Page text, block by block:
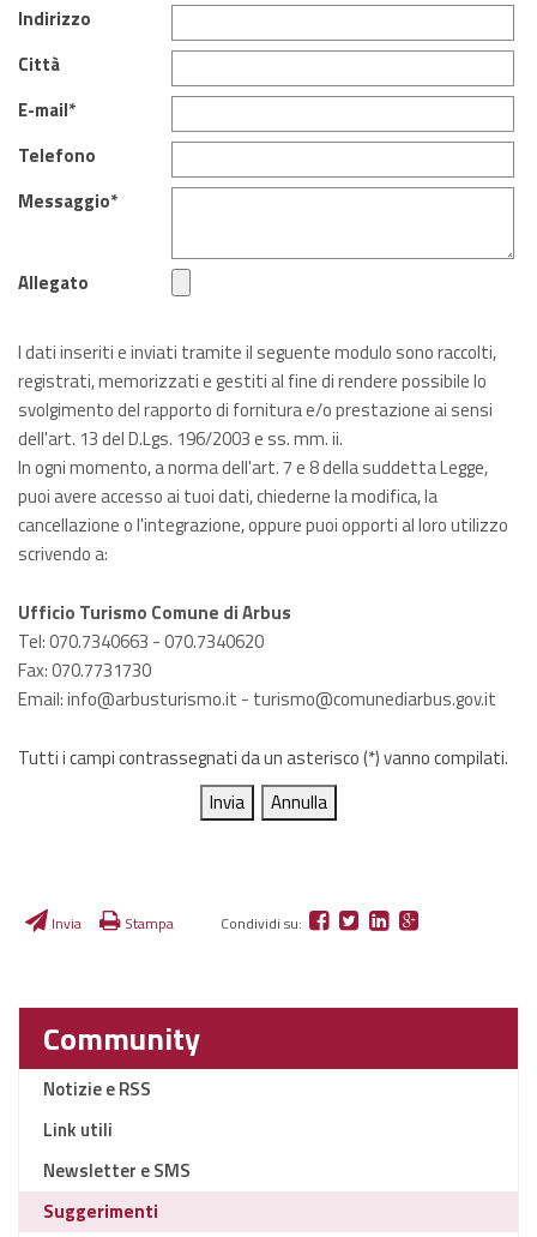
Indirizzo
Città
E-mail*
Telefono
Messaggio*
Allegato
I dati inseriti e inviati tramite il seguente modulo sono raccolti,
registrati, memorizzati e gestiti al fine di rendere possibile lo
svolgimento del rapporto di fornitura e/o prestazione ai sensi
dell'art. 13 del D.Lgs. 196/2003e ss. mm. ii.
In ogni momento, a norma dell'art. 7 e 8 della suddetta Legge,
puoi avere accesso ai tuoi dati, chiederne la modifica, la
cancellazione o l'integrazione, oppure puoi opporti al loro utilizzo
scrivendo a:
Ufficio Turismo Comune di Arbus
Tel: 070.7340663 - 070.7340620
Fax: 070.7731730
Email:info@arbusturismo.it - turismo@comunediarbus.gov.it
Tutti i campi contrassegnati da un asterisco (*) vanno compilati.
Invia Stampa Condividi su:
Community
Notizie e RSS
Link utili
Newsletter e SMS
Suggerimenti